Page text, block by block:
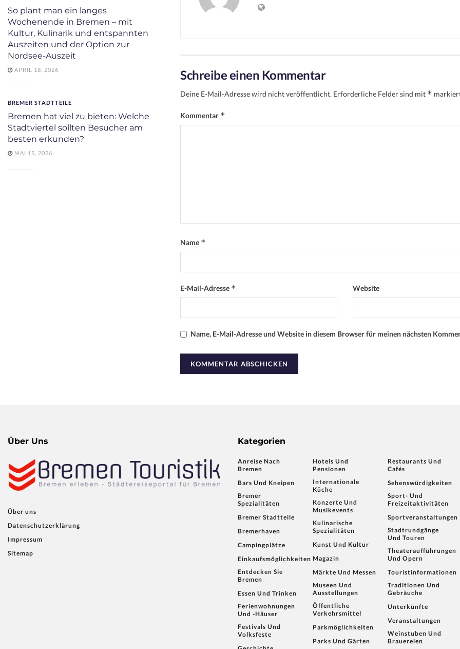
Schreibe einen Kommentar
Deine E-Mail-Adresse wird nicht veröffentlicht. Erforderliche Felder sind mit *
Kommentar *
Name *
E-Mail-Adresse * Website
Name, E-Mail-Adresse und Website in diesem Browser für meinen nächsten
So plant man ein langes
Wochenende in Bremen – mit
Kultur, Kulinarik und entspannten
Auszeiten und der Option zur
Nordsee-Auszeit
APRIL 18, 2026
BREMER STADTTEILE
Bremen hat viel zu bieten: Welche
Stadtviertel sollten Besucher am
besten erkunden?
MAI 15, 2026
Über Uns
Über uns
Datenschutzerklärung
Impressum
Sitemap
Kategorien
Anreise Nach
Bremen
Bars Und Kneipen
Bremer
Spezialitäten
Bremer Stadtteile
Bremerhaven
Campingplätze
Einkaufsmöglichkeiten
Entdecken Sie
Bremen
Essen Und Trinken
Ferienwohnungen
Und -häuser
Festivals Und
Volksfeste
Hotels Und
Pensionen
Internationale
Küche
Konzerte Und
Musikevents
Kulinarische
Spezialitäten
Kunst Und Kultur
Magazin
Märkte Und Messen
Museen Und
Ausstellungen
Öffentliche
Verkehrsmittel
Parkmöglichkeiten
Parks Und Gärten
Restaurants Und
Cafés
Sehenswürdigkeiten
Sport- Und
Freizeitaktivitäten
Sportveranstaltungen
Stadtrundgänge
Und Touren
Theateraufführungen
Und Opern
Touristinformationen
Traditionen Und
Gebräuche
Unterkünfte
Veranstaltungen
Weinstuben Und
Brauereien